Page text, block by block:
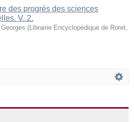
des progrès des sciences
V. 2.
( Librairie Encyclopédique de Roret